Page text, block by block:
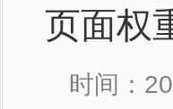
页面权
时间：